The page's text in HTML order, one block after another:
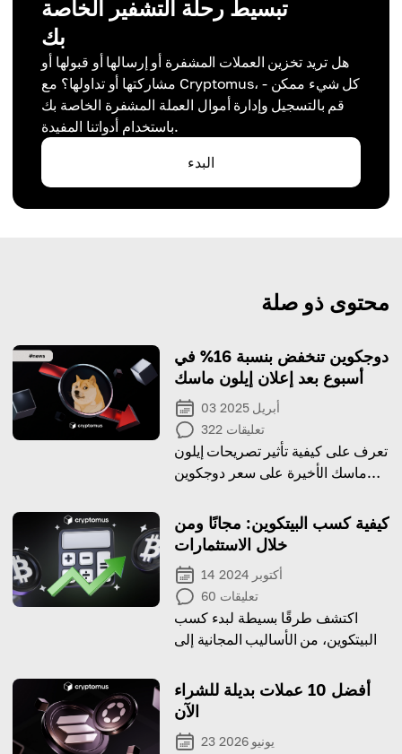
تبسيط رحلة التشفير الخاصة
بك
هل تريد تخزين العملات المشفرة أو إرسالها أو قبولها أو
مشاركتها أو تداولها؟ مع Cryptomus، كل شيء ممكن -
قم بالتسجيل وإدارة أموال العملة المشفرة الخاصة بك
باستخدام أدواتنا المفيدة.
البدء
محتوى ذو صلة
دوجكوين تنخفض بنسبة 16% في
أسبوع بعد إعلان إيلون ماسك
03 أبريل 2025
322 تعليقات
تعرف على كيفية تأثير تصريحات إيلون
ماسك الأخيرة على سعر دوجكوين
الميمية.
كيفية كسب البيتكوين: مجانًا ومن
خلال الاستثمارات
14 أكتوبر 2024
60 تعليقات
اكتشف طرقًا بسيطة لبدء كسب
البيتكوين، من الأساليب المجانية إلى
أفضل 10 عملات بديلة للشراء
الآن
23 يونيو 2026